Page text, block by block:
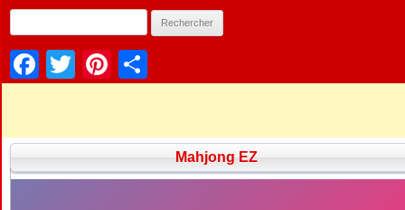
Facebook
TwitterPinterest
Mahjong EZ